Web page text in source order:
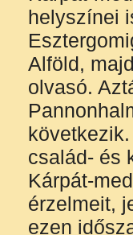
helyszínei
Alföld,
olvasó.
család- és
Kárpát-
érzelmeit,
ezen